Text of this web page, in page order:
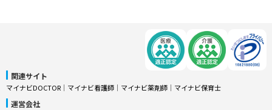
関連サイト
マイナビDOCTOR │ マイナビ看護師 │ マイナビ薬剤師 │ マイナビ保育士
運営会社